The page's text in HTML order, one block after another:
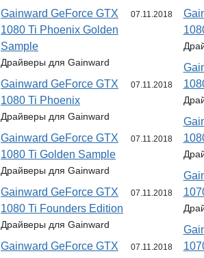
Gainward GeForce GTX
1080 Ti Phoenix Golden
Sample
07.11.2018
Драйверы для Gainward
Gainward GeForce GTX
1080 Ti Phoenix
07.11.2018
Драйверы для Gainward
Gainward GeForce GTX
1080 Ti Golden Sample
07.11.2018
Драйверы для Gainward
Gainward GeForce GTX
1080 Ti Founders Edition
07.11.2018
Драйверы для Gainward
Gainward GeForce GTX
07.11.2018